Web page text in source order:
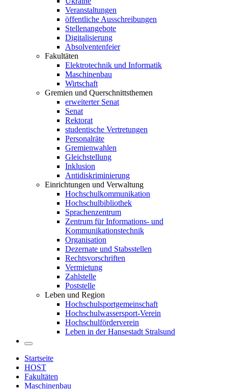
Veranstaltungen
öffentliche Ausschreibungen
Stellenangebote
Digitalisierung
Absolventenfeier
Fakultäten
Elektrotechnik und Informatik
Maschinenbau
Wirtschaft
Gremien und Querschnittsthemen
erweiterter Senat
Senat
Rektorat
studentische Vertretungen
Personalräte
Gremienwahlen
Gleichstellung
Inklusion
Antidiskriminierung
Einrichtungen und Verwaltung
Hochschulkommunikation
Hochschulbibliothek
Sprachenzentrum
Zentrum für Informations- und
Kommunikationstechnik
Organisation
Dezernate und Stabsstellen
Rechtsvorschriften
Vermietung
Zahlstelle
Poststelle
Leben und Region
Hochschulsportgemeinschaft
Hochschulwassersport-Verein
Hochschulförderverein
Leben in der Hansestadt Stralsund
Startseite
HOST
Fakultäten
Maschinenbau